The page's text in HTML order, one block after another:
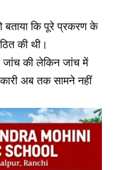
बताया कि पूरे प्रकरण के
की थी।
जांच की लेकिन जांच में
अब तक सामने नहीं